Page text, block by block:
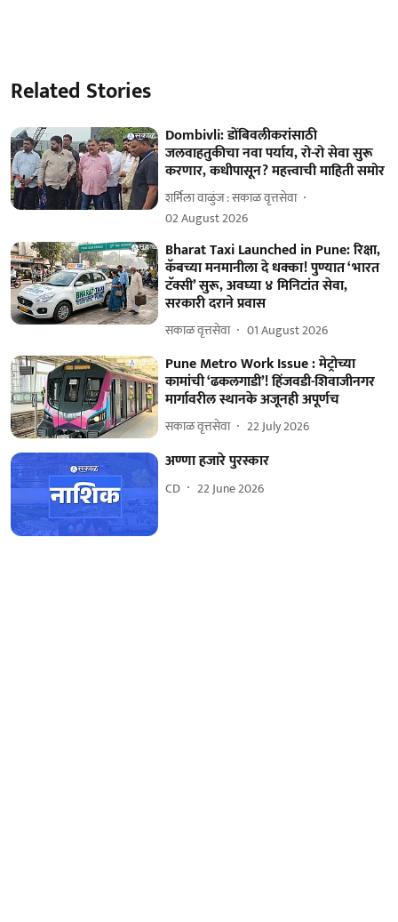
Related Stories
Dombivli: डोंबिवलीकरांसाठी
जलवाहतुकीचा नवा पर्याय, रो-रो सेवा सुरू
करणार, कधीपासून? महत्त्वाची माहिती समोर
शर्मिला वाळुंज : सकाळ वृत्तसेवा
02 August 2026
Bharat Taxi Launched in Pune: रिक्षा,
कॅबच्या मनमानीला दे धक्का! पुण्यात ‘भारत
टॅक्सी’ सुरू, अवघ्या ४ मिनिटांत सेवा,
सरकारी दराने प्रवास
सकाळ वृत्तसेवा 01 August 2026
Pune Metro Work Issue : मेट्रोच्या
कामांची ‘ढकलगाडी’! हिंजवडी-शिवाजीनगर
मार्गावरील स्थानके अजूनही अपूर्णच
सकाळ वृत्तसेवा 22 July 2026
अण्णा हजारे पुरस्कार
CD 22 June 2026